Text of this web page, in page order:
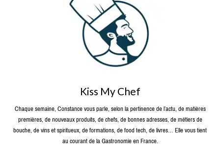
Kiss My Chef
Chaque semaine, Constance vous parle, selon la pertinence de l’actu, de matières
premières, de nouveaux produits, de chefs, de bonnes adresses, de métiers de
bouche, de vins et spiritueux, de formations, de food tech, de livres… Elle vous tient
au courant de la Gastronomie en France.